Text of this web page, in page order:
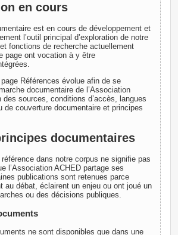
en cours
est en cours de développement et
l’outil principal d’exploration de notre
fonctions de recherche actuellement
page ont vocation à y être
Références évolue afin de se
documentaire de l’Association
sources, conditions d’accès, langues
de couverture documentaire et principes
documentaires
référence dans notre corpus ne signifie pas
l’Association ACHED partage ses
publications sont retenues parce
au débat, éclairent un enjeu ou ont joué un
ou des décisions publiques.
ne sont disponibles que dans une